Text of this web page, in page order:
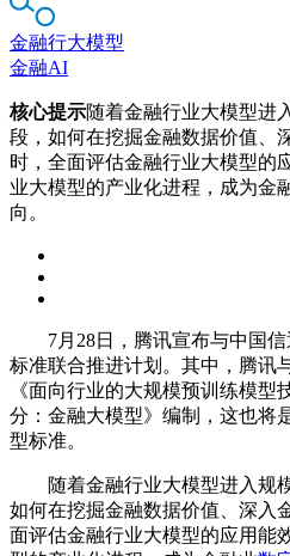
金融行大模型
金融AI
核心提示随着金融行业大模型进
段，如何在挖掘金融数据价值、
时，全面评估金融行业大模型的
业大模型的产业化进程，成为金
向。
7月28日，腾讯宣布与中国
标准联合推进计划。其中，腾讯
《面向行业的大规模预训练模型
分：金融大模型》编制，这也将
型标准。
随着金融行业大模型进入规
如何在挖掘金融数据价值、深入
面评估金融行业大模型的应用能